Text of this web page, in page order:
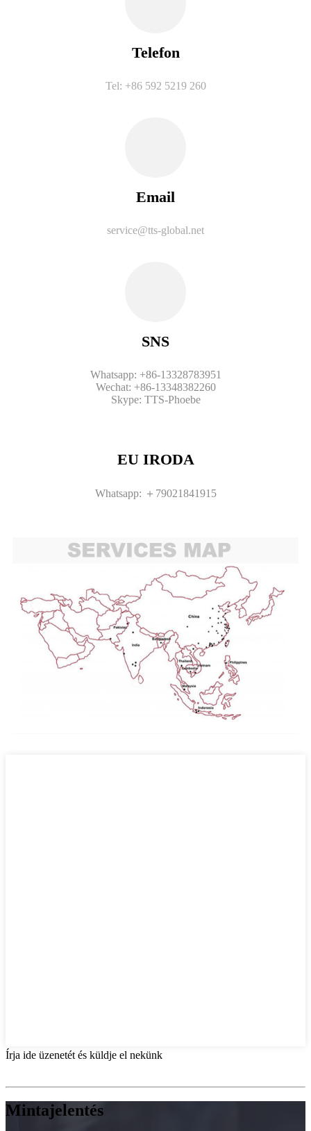
Telefon
Tel: +86 592 5219 260
Email
service@tts-global.net
SNS
Whatsapp: +86-13328783951
Wechat: +86-13348382260
Skype: TTS-Phoebe
EU IRODA
Whatsapp: ＋79021841915
Írja ide üzenetét és küldje el nekünk
Mintajelentés